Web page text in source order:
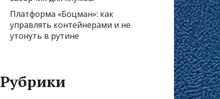
Платформа «Боцман»: как
управлять контейнерами и не
утонуть в рутине
Рубрики